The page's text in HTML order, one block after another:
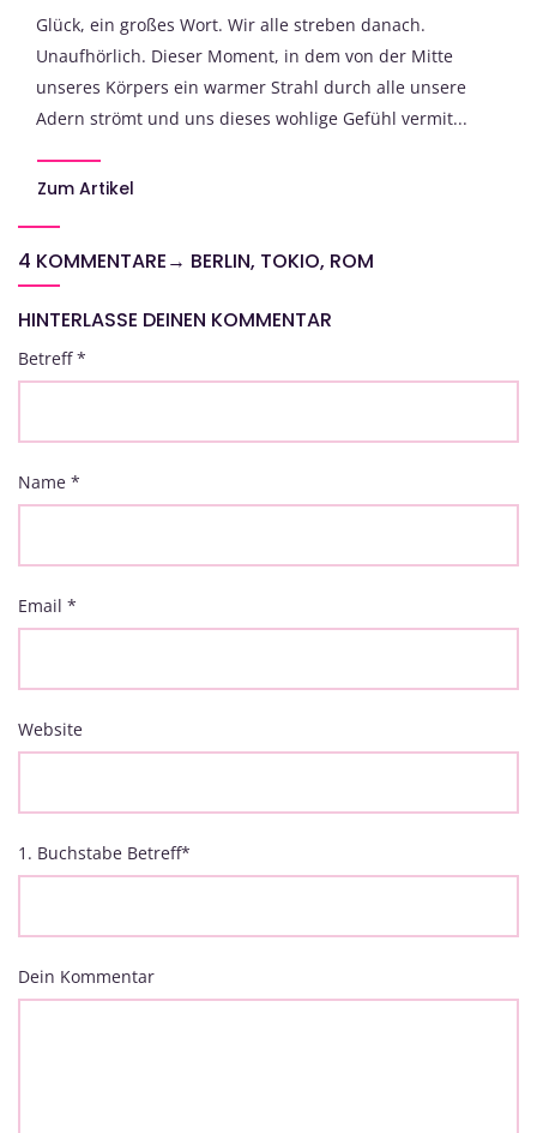
Glück, ein großes Wort. Wir alle streben danach.
Unaufhörlich. Dieser Moment, in dem von der Mitte
unseres Körpers ein warmer Strahl durch alle unsere
Adern strömt und uns dieses wohlige Gefühl vermit...
Zum Artikel
4 KOMMENTARE→ BERLIN, TOKIO, ROM
HINTERLASSE DEINEN KOMMENTAR
Betreff*
Name *
Email *
Website
1. Buchstabe Betreff*
Dein Kommentar